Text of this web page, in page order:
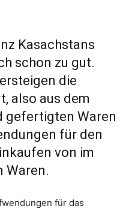
Kasachstans
schon zu gut.
die
also aus dem
gefertigten Waren
für den
von im
Waren.
für das